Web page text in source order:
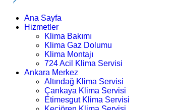
Ana Sayfa
Hizmetler
Klima Bakımı
Klima Gaz Dolumu
Klima Montajı
724 Acil Klima Servisi
Ankara Merkez
Altındağ Klima Servisi
Çankaya Klima Servisi
Etimesgut Klima Servisi